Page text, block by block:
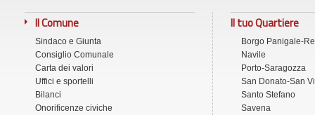
Il Comune
Sindaco e Giunta
Consiglio Comunale
Carta dei valori
Uffici e sportelli
Bilanci
Onorificenze civiche
Il tuo Quartiere
Borgo Panigale-
Navile
Porto-Saragozza
San Donato-San
Santo Stefano
Savena